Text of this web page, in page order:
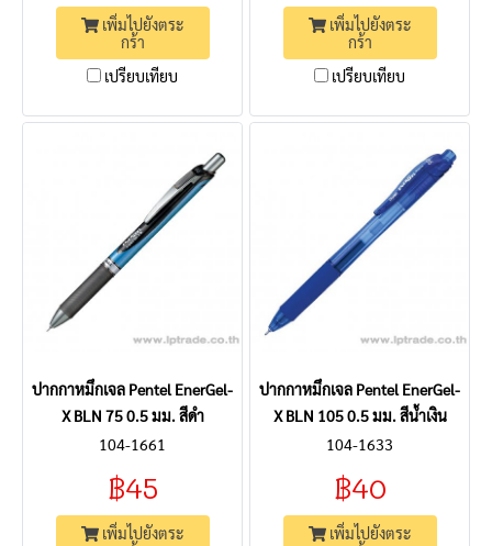
เพิ่มไปยังตระ
กร้า
เปรียบเทียบ
เพิ่มไปยังตระ
กร้า
เปรียบเทียบ
ปากกาหมึกเจล Pentel EnerGel-
X BLN 75 0.5 มม. สีดำ
104-1661
฿45
เพิ่มไปยังตระ
ปากกาหมึกเจล Pentel EnerGel-
X BLN 105 0.5 มม. สีน้ำเงิน
104-1633
฿40
เพิ่มไปยังตระ